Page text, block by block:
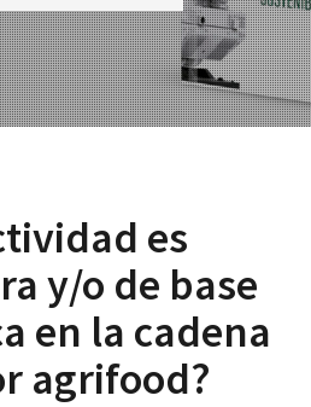
es
y/o de base
en la cadena
agrifood?